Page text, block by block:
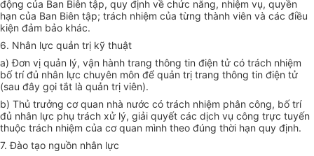
động của Ban Biên tập, quy định về chức năng, nhiệm vụ, quyền
hạn của Ban Biên tập; trách nhiệm của từng thành viên và các điều
kiện đảm bảo khác.
6. Nhân lực quản trị kỹ thuật
a) Đơn vị quản lý, vận hành trang thông tin điện tử có trách nhiệm
bố trí đủ nhân lực chuyên môn để quản trị trang thông tin điện tử
(sau đây gọi tắt là quản trị viên).
b) Thủ trưởng cơ quan nhà nước có trách nhiệm phân công, bố trí
đủ nhân lực phụ trách xử lý, giải quyết các dịch vụ công trực tuyến
thuộc trách nhiệm của cơ quan mình theo đúng thời hạn quy định.
7. Đào tạo nguồn nhân lực